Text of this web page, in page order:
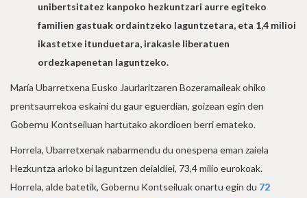
unibertsitatez kanpoko hezkuntzari aurre egiteko
familien gastuak ordaintzeko laguntzetara, eta 1,4 milioi
ikastetxe itunduetara, irakasle liberatuen
ordezkapenetan laguntzeko.
María Ubarretxena Eusko Jaurlaritzaren Bozeramaileak ohiko
prentsaurrekoa eskaini du gaur eguerdian, goizean egin den
Gobernu Kontseiluan hartutako akordioen berri emateko.
Horrela, Ubarretxenak nabarmendu du onespena eman zaiela
Hezkuntza arloko bi laguntzen deialdiei, 73,4 milio eurokoak.
Horrela, alde batetik, Gobernu Kontseiluak onartu egin du 72